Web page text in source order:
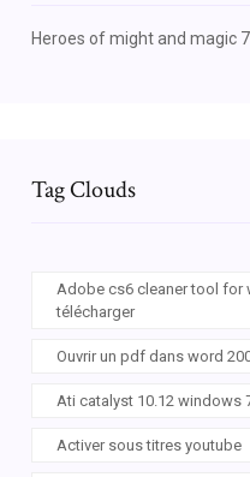
Heroes of might and magic
Tag Clouds
Adobe cs6 cleaner tool for
télécharger
Ouvrir un pdf dans word
Ati catalyst 10.12 windows
Activer sous titres youtube